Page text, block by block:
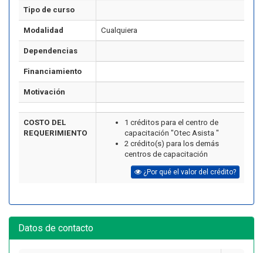
Tipo de curso
Modalidad Cualquiera
Dependencias
Financiamiento
Motivación
COSTO DEL
REQUERIMIENTO
1 créditos para el centro de
capacitación "Otec Asista "
2 crédito(s) para los demás
centros de capacitación
¿Por qué el valor del crédito?
Datos de contacto